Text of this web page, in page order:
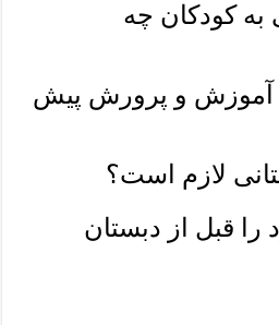
به کودکان چه
آموزش و پرورش پیش
لازم است؟
را قبل از دبستان